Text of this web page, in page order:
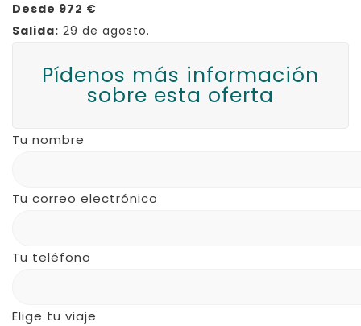
Desde 972 €
Salida: 29 de agosto.
Pídenos más información
sobre esta oferta
Tu nombre
Tu correo electrónico
Tu teléfono
Elige tu viaje